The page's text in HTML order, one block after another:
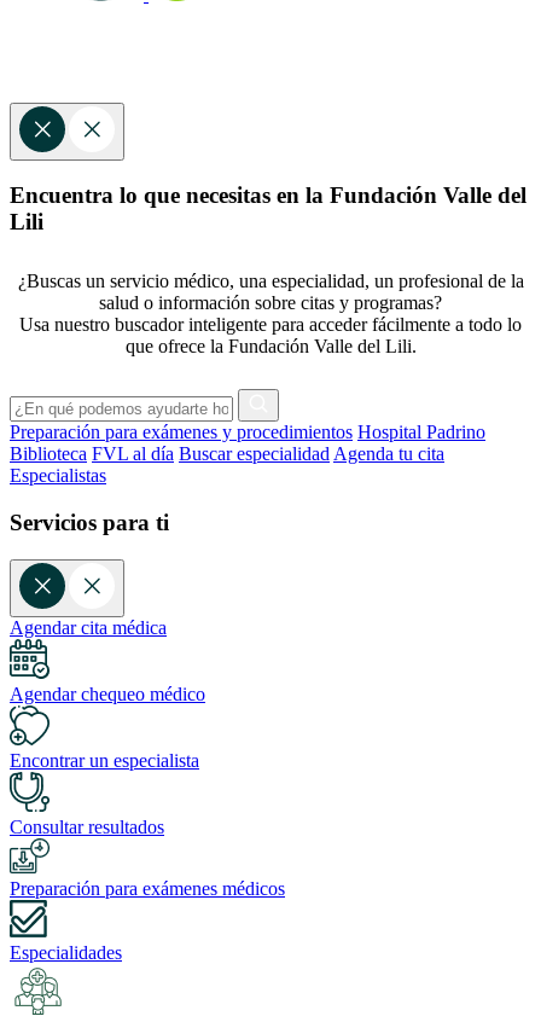
Encuentra lo que necesitas en la Fundación Valle del
Lili
¿Buscas un servicio médico, una especialidad, un profesional de la
salud o información sobre citas y programas?
Usa nuestro buscador inteligente para acceder fácilmente a todo lo
que ofrece la Fundación Valle del Lili.
Preparación para exámenes y procedimientos Hospital Padrino
Biblioteca FVL al día Buscar especialidad Agenda tu cita
Especialistas
Servicios para ti
Agendar cita médica
Agendar chequeo médico
Encontrar un especialista
Consultar resultados
Preparación para exámenes médicos
Especialidades